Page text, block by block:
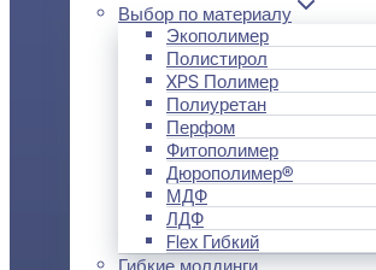
Выбор по материалу
Экополимер
Полистирол
XPS Полимер
Полиуретан
Перфом
Фитополимер
Дюрополимер®
МДФ
ЛДФ
Flex Гибкий
Гибкие молдинги